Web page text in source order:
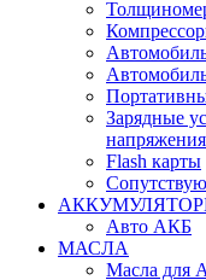
Зарядные
Flash карты
Авто АКБ
МАСЛА
Масла для